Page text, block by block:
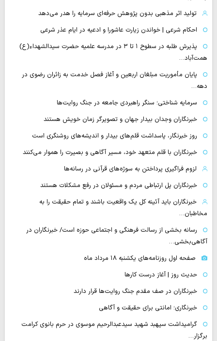
تولید اثر مذهبی بدون پژوهش حرفه‌ای سرمایه را هدر می‌دهد
احکام شرعی | خواندن زیارت عاشورا و ادعیه در ایام عذر شرعی
پذیرش طلبه در سطوح ۱ تا ۳ در مدرسه علمیه حضرت سیدالشهداء(ع)
همت‌آباد…
پایان مأموریت مبلغان اربعین و آغاز فصل خدمت به زائران رضوی در
دهه…
سرمایه شناختی؛ سنگر راهبردی جامعه در جنگ روایت‌ها
خبرنگاران وجدان بیدار جهان و تصویرگر زمان خویش هستند
روز خبرنگار، پاسداشت قلم‌های بیدار و اندیشه‌های روشنگری است
خبرنگاران با قلم متعهد خود، مسیر آگاهی و بصیرت را هموار می‌کنند
لزوم فراگیری پرداختن به سوژه‌های قرآنی در رسانه‌ها
خبرنگاران پل ارتباطی مردم و مسئولان در رفع مشکلات هستند
خبرنگاران باید آئینه کل یک واقعیت باشند و تمام حقیقت را به
مخاطبان…
رسانه بخشی از رسالت فرهنگی و اجتماعی حوزه است/ خبرنگاران در
آگاهی‌بخشی…
صفحه اول روزنامه‌های یکشنبه ۱۸ مرداد ماه
حدیث روز | آغاز درست کارها
خبرنگاران در صف مقدم جنگ روایت‌ها قرار دارند
خبرنگاری؛ امانتی برای حقیقت و آگاهی
گرامیداشت سپهبد شهید سیدعبدالرحیم موسوی در حرم بانوی کرامت
برگزار…